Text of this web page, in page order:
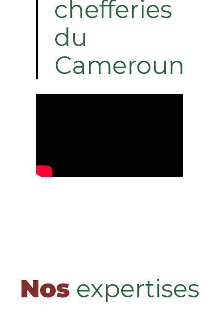
chefferies
du
Cameroun
Nos expertises